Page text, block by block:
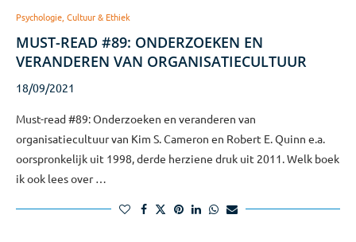
Psychologie, Cultuur & Ethiek
MUST-READ #89: ONDERZOEKEN EN
VERANDEREN VAN ORGANISATIECULTUUR
18/09/2021
Must-read #89: Onderzoeken en veranderen van
organisatiecultuur van Kim S. Cameron en Robert E. Quinn e.a.
oorspronkelijk uit 1998, derde herziene druk uit 2011. Welk boek
ik ook lees over …